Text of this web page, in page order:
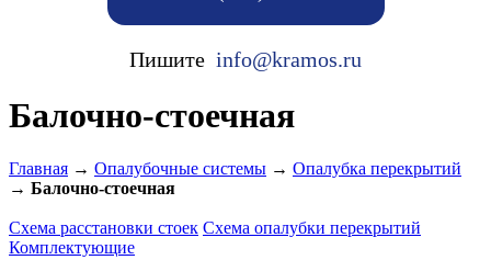
Пишите info@kramos.ru
Балочно-стоечная
Главная → Опалубочные системы → Опалубка перекрытий
→ Балочно-стоечная
Схема расстановки стоек Cхема опалубки перекрытий
Комплектующие